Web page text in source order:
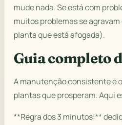
mude nada. Se está com
muitos problemas se
planta que está afogada).
Guia completo
A manutenção consistente é
plantas que prosperam. Aqui
**Regra dos 3 minutos:**